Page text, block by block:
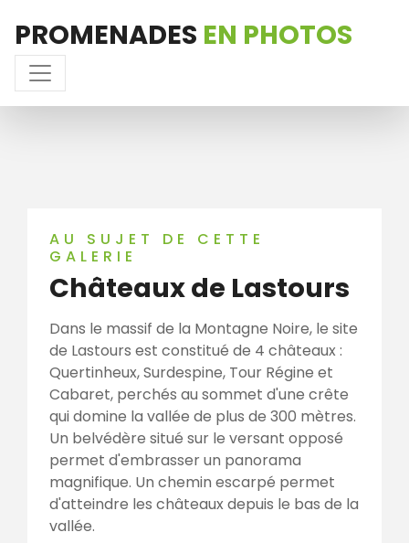
PROMENADES EN PHOTOS
AU SUJET DE CETTE
GALERIE
Châteaux de Lastours
Dans le massif de la Montagne Noire, le site
de Lastours est constitué de 4 châteaux :
Quertinheux, Surdespine, Tour Régine et
Cabaret, perchés au sommet d'une crête
qui domine la vallée de plus de 300 mètres.
Un belvédère situé sur le versant opposé
permet d'embrasser un panorama
magnifique. Un chemin escarpé permet
d'atteindre les châteaux depuis le bas de la
vallée.